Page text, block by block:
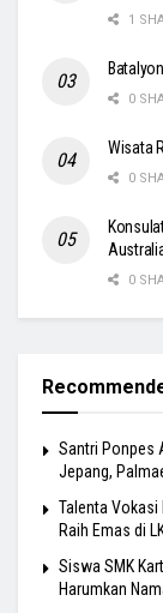
1
0
Wisata
0
0
Santri Ponpes
Jepang,
Talenta Vokasi
Raih Emas di
Siswa SMK
Harumkan